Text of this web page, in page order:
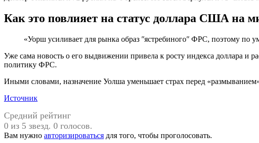
Как это повлияет на статус доллара США на
«Уорш усиливает для рынка образ ʺястребиногоʺ ФРС, поэтому по
Уже сама новость о его выдвижении привела к росту индекса доллара и
политику ФРС.
Иными словами, назначение Уолша уменьшает страх перед «размыванием»
Источник
Средний рейтинг
0 из 5 звезд. 0 голосов.
Вам нужно авторизироваться для того, чтобы проголосовать.